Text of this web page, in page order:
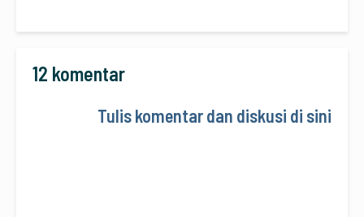
12 komentar
Tulis komentar dan diskusi di sini